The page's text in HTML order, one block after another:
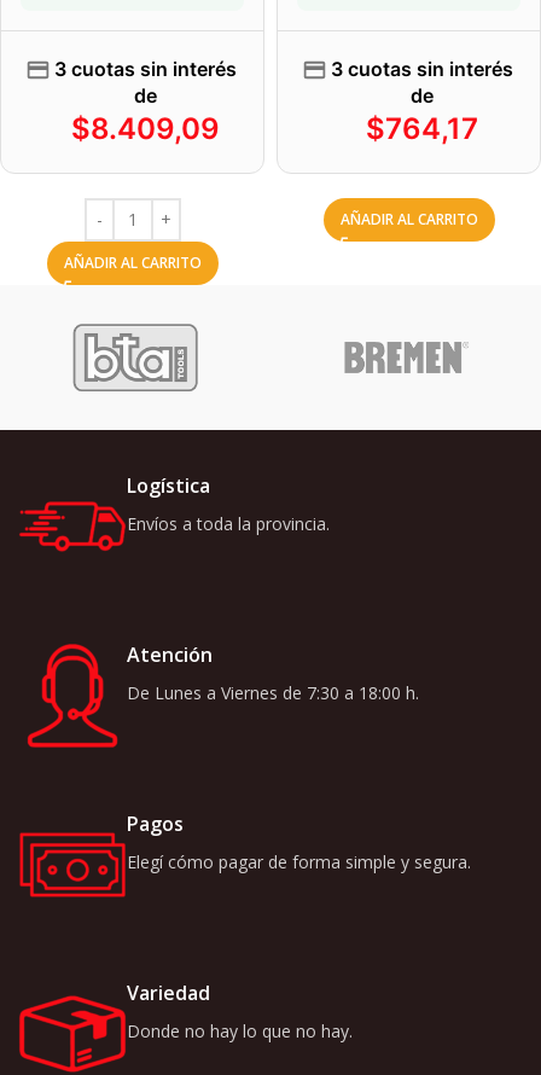
3 cuotas sin interés
de
$8.409,09
AÑADIR AL CARRITO
3 cuotas sin interés
de
$764,17
AÑADIR AL CARRITO
Logística
Envíos a toda la provincia.
Atención
De Lunes a Viernes de 7:30 a 18:00 h.
Pagos
Elegí cómo pagar de forma simple y segura.
Variedad
Donde no hay lo que no hay.